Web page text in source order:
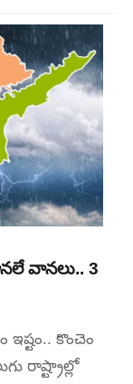
వానలు.. 3
ఇష్టం.. కొంచెం
రాష్ట్రాల్లో